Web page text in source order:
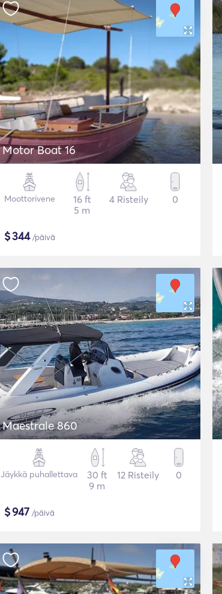
Motor Boat 16
Moottorivene
16 ft
5 m
4 Risteily 0
$344/päivä
Maestrale 860
Jäykkä puhallettava
30 ft
9 m
12 Risteily 0
$947 /päivä